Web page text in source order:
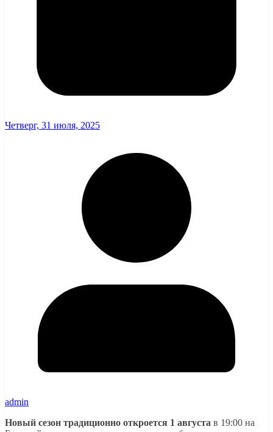
Четверг, 31 июля, 2025
admin
Новый сезон традиционно откроется 1 августа в 19:00 на